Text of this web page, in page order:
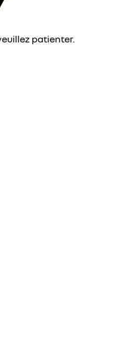
patienter.